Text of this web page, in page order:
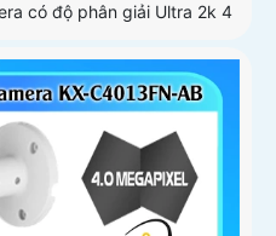
có độ phân giải Ultra 2k 4